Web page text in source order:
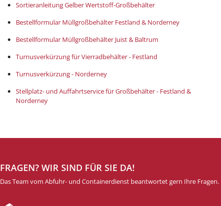
Sortieranleitung Gelber Wertstoff-Großbehälter
Bestellformular Müllgroßbehälter Festland & Norderney
Bestellformular Müllgroßbehälter Juist & Baltrum
Turnusverkürzung für Vierradbehälter - Festland
Turnusverkürzung - Norderney
Stellplatz- und Auffahrtservice für Großbehälter - Festland &
Norderney
FRAGEN? WIR SIND FÜR SIE DA!
Das Team vom Abfuhr- und Containerdienst beantwortet gern Ihre Fragen.